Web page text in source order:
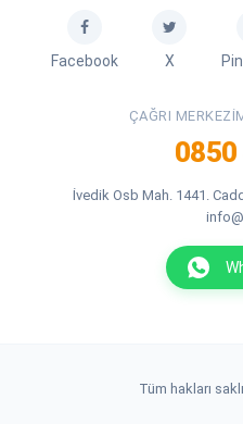
Facebook X
ÇAĞRI
İvedik Osb Mah. 1441.
Tüm hakları